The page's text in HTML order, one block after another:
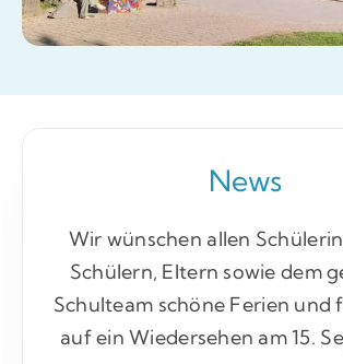
News
Wir wünschen allen
Schülern, Eltern sowie dem
Schulteam schöne Ferien und
auf ein Wiedersehen am 15.